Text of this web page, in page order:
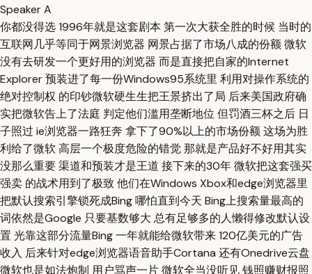
Speaker A
你都没得选 1996年就是这套剧本 第一次大获全胜的时候 当时的
互联网几乎等同于网景浏览器 网景占据了市场八成的份额 微软
没有去研发一个更好用的浏览器 而是直接把自家的Internet
Explorer 预装进了每一份Windows95系统里 利用对操作系统的
绝对控制权 的印钞微软硬生生把王景挤出了局 后来美国政府确
实把微软告上了法庭 判定他们滥用垄断地位 但罚酒三杯之后 日
子照过 ie浏览器一路狂奔 拿下了90%以上的市场份额 这场为胜
利给了微软 高层一个极度危险的错觉 那就是产品好不好用其实
没那么重要 渠道和预装才是王道 接下来的30年 微软把这套强买
强卖 的战术用到了极致 他们在Windows Xbox和edge浏览器里
把默认搜索引擎锁死成Bing 哪怕直到今天 Bing上搜索量最高的
词依然是Google 只要基数够大 总有足够多的人懒得修改默认设
置 光靠这部分流量Bing 一年就能给微软带来 120亿美元的广告
收入 后来针对edge浏览器语音助手Cortana 还有Onedrive云盘
微软也是如法炮制 用户骂声一片 微软全当没听见 钱照赚财报照